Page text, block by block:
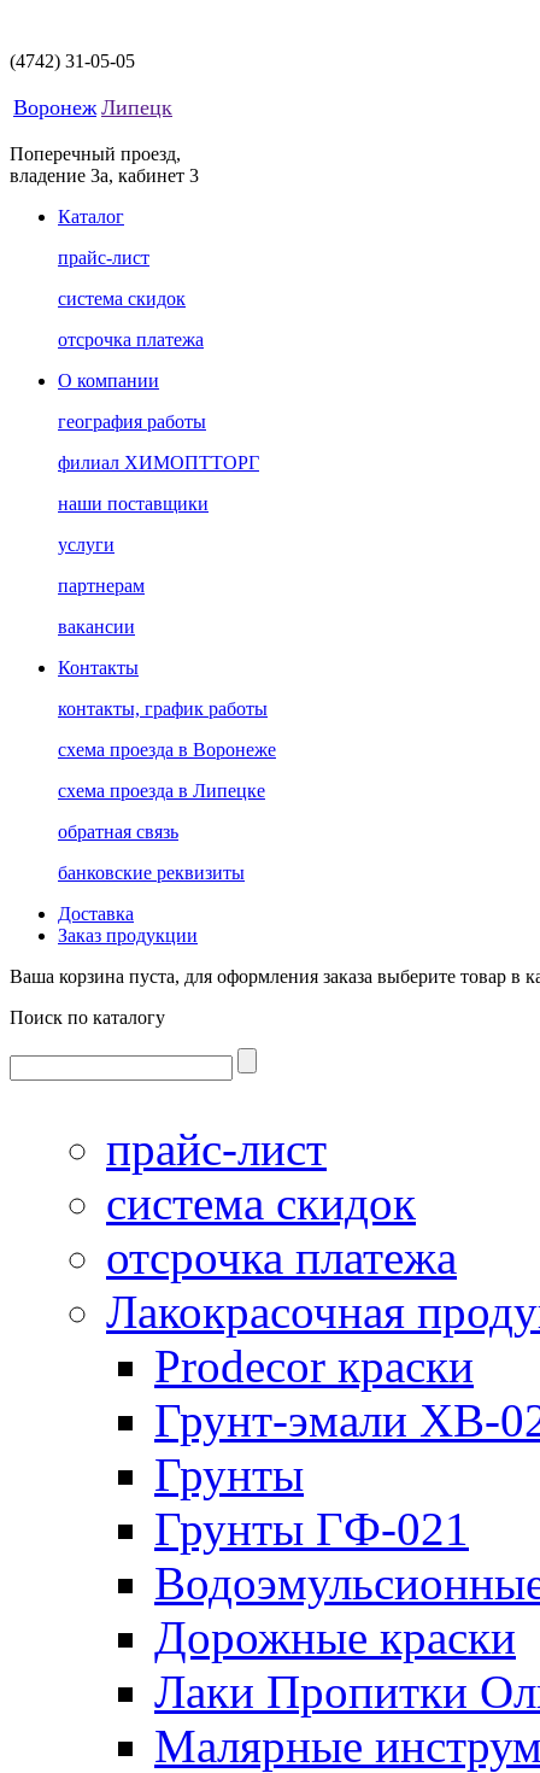
(4742) 31-05-05
Воронеж Липецк
Поперечный проезд,
владение 3а, кабинет 3
Каталог
прайс-лист
система скидок
отсрочка платежа
О компании
география работы
филиал ХИМОПТТОРГ
наши поставщики
услуги
партнерам
вакансии
Контакты
контакты, график работы
схема проезда в Воронеже
схема проезда в Липецке
обратная связь
банковские реквизиты
Доставка
Заказ продукции
Ваша корзина пуста, для оформления заказа выберите товар в
Поиск по каталогу
прайс-лист
система скидок
отсрочка платежа
Лакокрасочная
Prodecor краски
Грунт-эмали ХВ-
Грунты
Грунты ГФ-021
Дорожные краски
Лаки Пропитки
Малярные